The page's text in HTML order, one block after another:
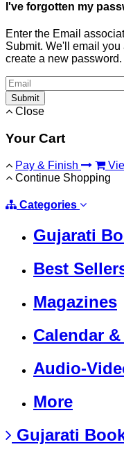
I've forgotten my
Enter the Email
Submit. We'll email
create a new password.
Submit
Close
Your Cart
Pay & Finish
Continue Shopping
Categories
Gujarati
Best
Magazines
Calendar
Audio-
More
Gujarati